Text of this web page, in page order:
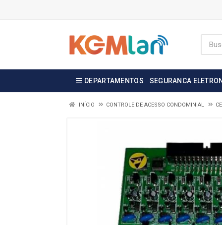
DEPARTAMENTOS SEGURANCA
INÍCIO CONTROLE DE ACESSO CONDOMINIAL